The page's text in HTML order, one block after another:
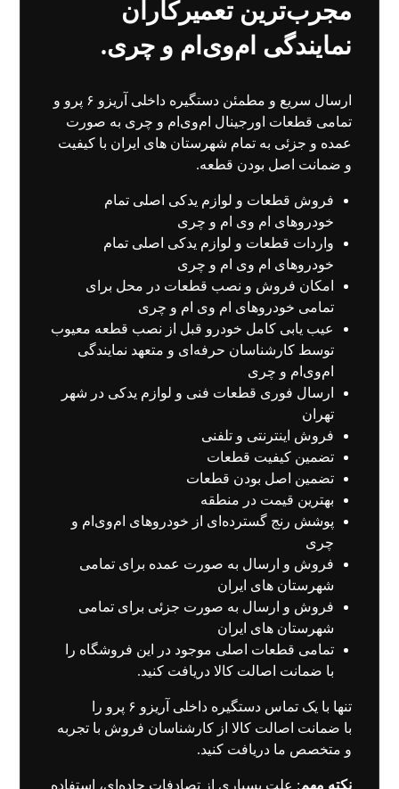
مجرب‌ترین تعمیرکاران
نمایندگی ام‌وی‌ام و چری.
ارسال سریع و مطمئن دستگیره داخلی آریزو ۶ پرو و
تمامی قطعات اورجینال ام‌وی‌ام و چری به صورت
عمده و جزئی به تمام شهرستان های ایران با کیفیت
و ضمانت اصل بودن قطعه.
فروش قطعات و لوازم یدکی اصلی تمام
خودروهای ام وی ام و چری
واردات قطعات و لوازم یدکی اصلی تمام
خودروهای ام وی ام و چری
امکان فروش و نصب قطعات در محل برای
تمامی خودروهای ام وی ام و چری
عیب یابی کامل خودرو قبل از نصب قطعه معیوب
توسط کارشناسان حرفه‌ای و متعهد نمایندگی
ام‌وی‌ام و چری
ارسال فوری قطعات فنی و لوازم یدکی در شهر
تهران
فروش اینترنتی و تلفنی
تضمین کیفیت قطعات
تضمین اصل بودن قطعات
بهترین قیمت در منطقه
پوشش رنج گسترده‌ای از خودروهای ام‌وی‌ام و
چری
فروش و ارسال به صورت عمده برای تمامی
شهرستان های ایران
فروش و ارسال به صورت جزئی برای تمامی
شهرستان های ایران
تمامی قطعات اصلی موجود در این فروشگاه را
با ضمانت اصالت کالا دریافت کنید.
تنها با یکتماس
دستگیره داخلی آریزو ۶ پرو را
با ضمانت اصالت کالا از کارشناسان فروش با تجربه
و متخصص ما دریافت کنید.
نکته مهم: علت بسیاری از تصادفات جاده‌ای، استفاده